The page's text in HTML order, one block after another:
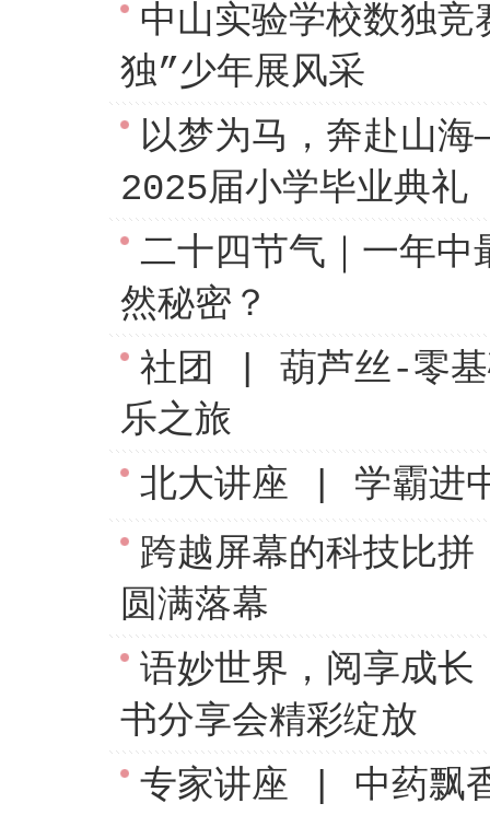
中山实验学校数独
独”少年展风采
以梦为马，奔赴山
2025届小学毕业典礼
二十四节气｜一年中
然秘密？
社团 | 葫芦丝-零基
乐之旅
北大讲座 | 学霸进
跨越屏幕的科技比
圆满落幕
语妙世界，阅享成
书分享会精彩绽放
专家讲座 | 中药飘